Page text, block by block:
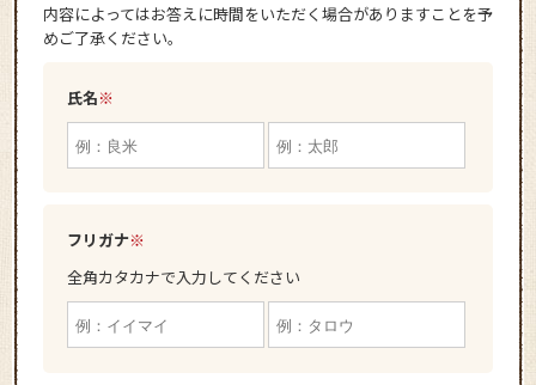
内容によってはお答えに時間をいただく場合がありますことを予
めご了承ください。
氏名※
フリガナ※
全角カタカナで入力してください